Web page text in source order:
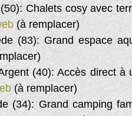
Chalets cosy avec
(à remplacer)
(83): Grand espace
(40): Accès direct
(à remplacer)
(34): Grand camping